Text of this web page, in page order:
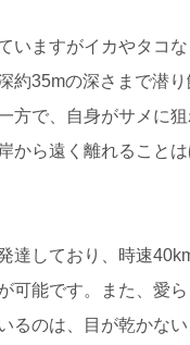
いますがイカやタコ
約35mの深さまで潜り
方で、自身がサメに
から遠く離れること
達しており、時速
可能です。また、愛
るのは、目が乾かな